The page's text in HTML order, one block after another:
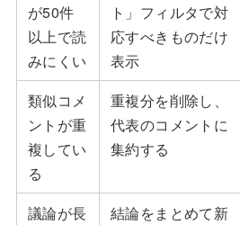
が50件
以上で読
みにくい
ト」フィルタで対
応すべきものだけ
表示
類似コメ
ントが重
複してい
る
重複分を削除し、
代表のコメントに
集約する
議論が長
結論をまとめて新